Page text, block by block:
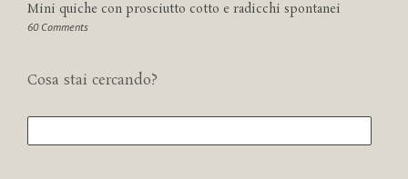
Mini quiche con prosciutto cotto e radicchi spontanei
60 Comments
Cosa stai cercando?